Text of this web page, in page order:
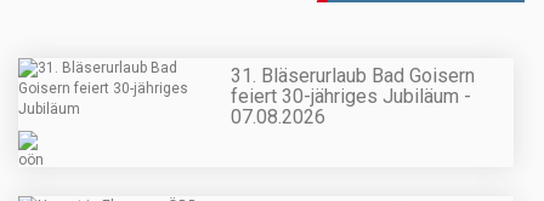
31. Bläserurlaub Bad Goisern
feiert 30-jähriges Jubiläum -
07.08.2026